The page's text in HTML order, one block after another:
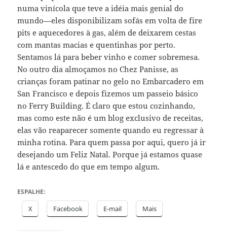
numa vinícola que teve a idéia mais genial do
mundo—eles disponibilizam sofás em volta de fire
pits e aquecedores à gas, além de deixarem cestas
com mantas macias e quentinhas por perto.
Sentamos lá para beber vinho e comer sobremesa.
No outro dia almoçamos no Chez Panisse, as
crianças foram patinar no gelo no Embarcadero em
San Francisco e depois fizemos um passeio básico
no Ferry Building. É claro que estou cozinhando,
mas como este não é um blog exclusivo de receitas,
elas vão reaparecer somente quando eu regressar à
minha rotina. Para quem passa por aqui, quero já ir
desejando um Feliz Natal. Porque já estamos quase
lá e antescedo do que em tempo algum.
ESPALHE:
X Facebook E-mail Mais